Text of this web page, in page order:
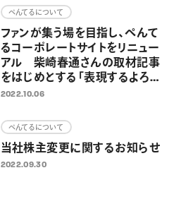
『2022年度グッドデザイン賞』を
受賞
ぺんてるについて
ファンが集う場を目指し、ぺんて
るコーポレートサイトをリニュー
アル 柴崎春通さんの取材記事
をはじめとする「表現するよろこ
び」を伝えるウェブマガジン新設
2022.10.06
ぺんてるについて
当社株主変更に関するお知らせ
2022.09.30